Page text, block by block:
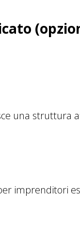
una struttura
imprenditori